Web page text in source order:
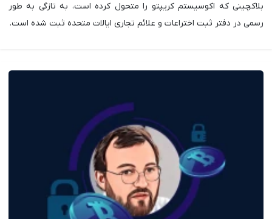
بلاکچینی که اکوسیستم کریپتو را متحول کرده است، به تازگی به طور
رسمی در دفتر ثبت اختراعات و علائم تجاری ایالات متحده ثبت شده است.